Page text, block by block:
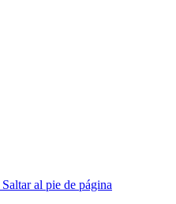
Saltar al pie de página